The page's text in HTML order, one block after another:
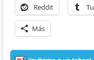
Reddit
Más